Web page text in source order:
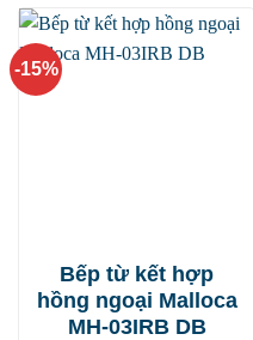
-15%
Bếp từ kết hợp
hồng ngoại Malloca
MH-03IRB DB